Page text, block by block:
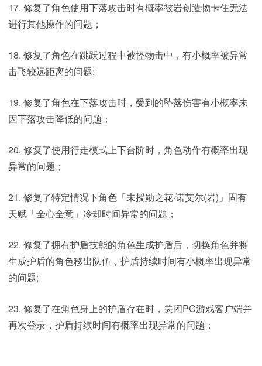
17. 修复了角色使用下落攻击时有概率被岩创造物卡住无法
进行其他操作的问题；
18. 修复了角色在跳跃过程中被怪物击中，有小概率被异常
击飞较远距离的问题;
19. 修复了角色在下落攻击时，受到的坠落伤害有小概率未
因下落攻击降低的问题；
20. 修复了使用行走模式上下台阶时，角色动作有概率出现
异常的问题；
21. 修复了特定情况下角色「未授勋之花·诺艾尔(岩)」固有
天赋「全心全意」冷却时间异常的问题；
22. 修复了拥有护盾技能的角色生成护盾后，切换角色并将
生成护盾的角色移出队伍，护盾持续时间有小概率出现异常
的问题;
23. 修复了在角色身上的护盾存在时，关闭PC游戏客户端并
再次登录，护盾持续时间有概率出现异常的问题；